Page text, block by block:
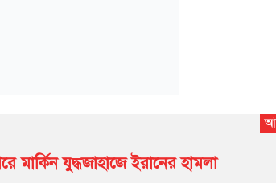
মার্কিন যুদ্ধজাহাজে ইরানের হামলা